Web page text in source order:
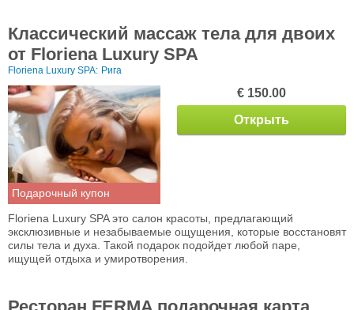
Классический массаж тела для двоих
от Floriena Luxury SPA
Floriena Luxury SPA: Рига
Подарочный купон
€ 150.00
Открыть
Floriena Luxury SPA это салон красоты, предлагающий
эксклюзивные и незабываемые ощущения, которые восстановят
силы тела и духа. Такой подарок подойдет любой паре,
ищущей отдыха и умиротворения.